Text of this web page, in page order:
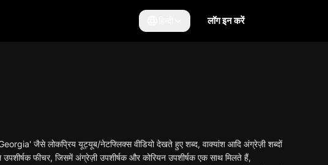
लॉग इन करें
जैसे लोकप्रिय यूट्यूब/नेटफ्लिक्स वीडियो देखते हुए शब्द, वाक्यांश आदि अंग्रेज़ी शब्दों
फीचर, जिसमें अंग्रेज़ी उपशीर्षक और कोरियन उपशीर्षक एक साथ मिलते हैं,